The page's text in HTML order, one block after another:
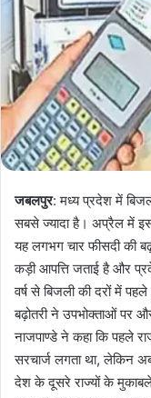
जबलपुर: मध्य प्रदेश में
सबसे ज्यादा है। अप्रैल में
यह लगभग चार फीसदी की
कड़ी आपत्ति जताई है और
वर्ष से बिजली की दरों में
बढ़ोतरी ने उपभोक्ताओं पर
नाजपाण्डे ने कहा कि पहले
सरचार्ज लगता था, लेकिन
देश के दूसरे राज्यों के